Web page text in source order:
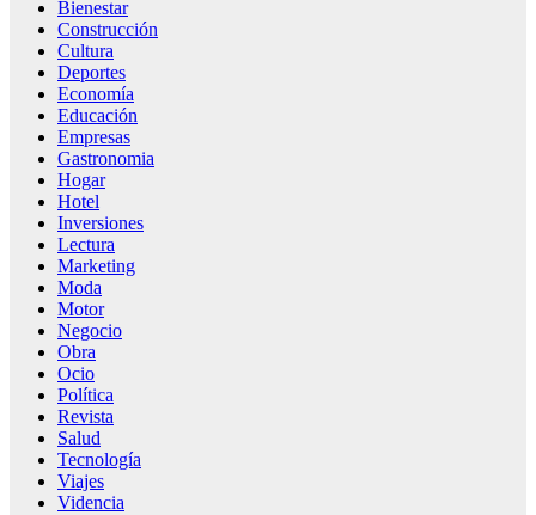
Bienestar
Construcción
Cultura
Deportes
Economía
Educación
Empresas
Gastronomia
Hogar
Hotel
Inversiones
Lectura
Marketing
Moda
Motor
Negocio
Obra
Ocio
Política
Revista
Salud
Tecnología
Viajes
Videncia